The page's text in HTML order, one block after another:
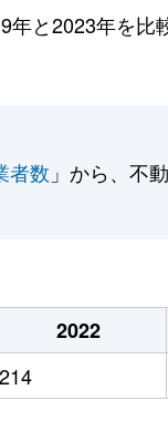
と2023年を比
者数 」から、不
2022
214